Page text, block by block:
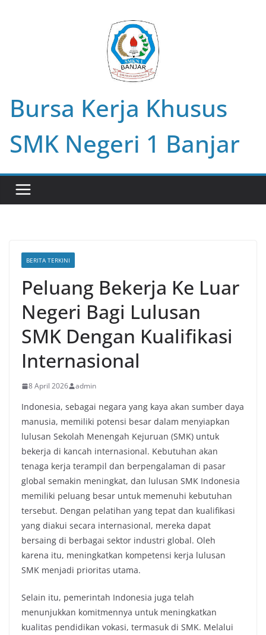
Bursa Kerja Khusus
SMK Negeri 1 Banjar
BERITA TERKINI
Peluang Bekerja Ke Luar
Negeri Bagi Lulusan
SMK Dengan Kualifikasi
Internasional
8 April 2026 admin
Indonesia, sebagai negara yang kaya akan sumber daya
manusia, memiliki potensi besar dalam menyiapkan
lulusan Sekolah Menengah Kejuruan (SMK) untuk
bekerja di kancah internasional. Kebutuhan akan
tenaga kerja terampil dan berpengalaman di pasar
global semakin meningkat, dan lulusan SMK Indonesia
memiliki peluang besar untuk memenuhi kebutuhan
tersebut. Dengan pelatihan yang tepat dan kualifikasi
yang diakui secara internasional, mereka dapat
bersaing di berbagai sektor industri global. Oleh
karena itu, meningkatkan kompetensi kerja lulusan
SMK menjadi prioritas utama.
Selain itu, pemerintah Indonesia juga telah
menunjukkan komitmennya untuk meningkatkan
kualitas pendidikan vokasi, termasuk di SMK. Melalui